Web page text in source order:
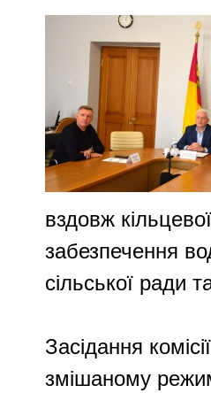
вздовж
забезпечення
сільської ради
Засідання
змішаному